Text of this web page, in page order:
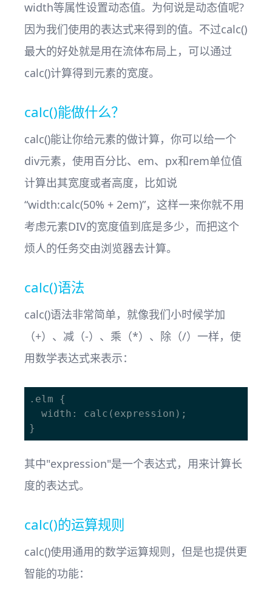
width等属性设置动态值。为何说是动态值呢?
因为我们使用的表达式来得到的值。不过calc()
最大的好处就是用在流体布局上，可以通过
calc()计算得到元素的宽度。
calc()能做什么？
calc()能让你给元素的做计算，你可以给一个
div元素，使用百分比、em、px和rem单位值
计算出其宽度或者高度，比如说
“width:calc(50% + 2em)”，这样一来你就不用
考虑元素DIV的宽度值到底是多少，而把这个
烦人的任务交由浏览器去计算。
calc()语法
calc()语法非常简单，就像我们小时候学加
（+）、减（-）、乘（*）、除（/）一样，使
用数学表达式来表示：
.elm {
其中"expression"是一个表达式，用来计算长
度的表达式。
calc()的运算规则
calc()使用通用的数学运算规则，但是也提供更
智能的功能：